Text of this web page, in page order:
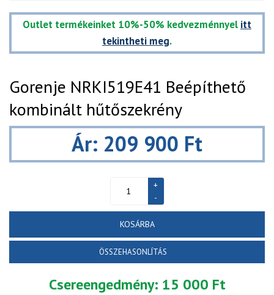
Outlet termékeinket 10%-50% kedvezménnyel itt
tekintheti meg.
Gorenje NRKI519E41 Beépíthető
kombinált hűtőszekrény
Ár: 209 900 Ft
KOSÁRBA
ÖSSZEHASONLÍTÁS
Csereengedmény: 15 000 Ft